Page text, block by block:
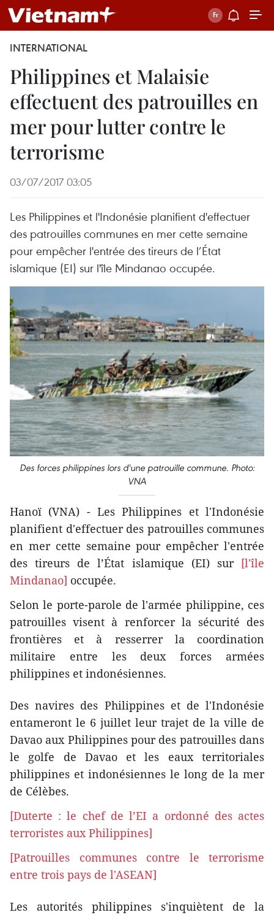
INTERNATIONAL
Philippines et Malaisie
effectuent des patrouilles en
mer pour lutter contre le
terrorisme
03/07/2017 03:05
Les Philippines et l'Indonésie planifient d'effectuer
des patrouilles communes en mer cette semaine
pour empêcher l'entrée des tireurs de l’État
islamique (EI) sur l'île Mindanao occupée.
Des forces philippines lors d'une patrouille commune. Photo:
VNA
Hanoï (VNA) - Les Philippines et l'Indonésie
planifient d'effectuer des patrouilles communes
en mer cette semaine pour empêcher l'entrée
des tireurs de l’État islamique (EI) sur [l'île
Mindanao] occupée.
Selon le porte-parole de l'armée philippine, ces
patrouilles visent à renforcer la sécurité des
frontières et à resserrer la coordination
militaire entre les deux forces armées
philippines et indonésiennes.
Des navires des Philippines et de l'Indonésie
entameront le 6 juillet leur trajet de la ville de
Davao aux Philippines pour des patrouilles dans
le golfe de Davao et les eaux territoriales
philippines et indonésiennes le long de la mer
de Célèbes.
[Duterte : le chef de l’EI a ordonné des actes
terroristes aux Philippines]
[Patrouilles communes contre le terrorisme
entre trois pays de l'ASEAN]
Les autorités philippines s'inquiètent de la